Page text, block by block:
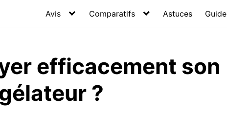
Avis Comparatifs Astuces Guide
efficacement son
?